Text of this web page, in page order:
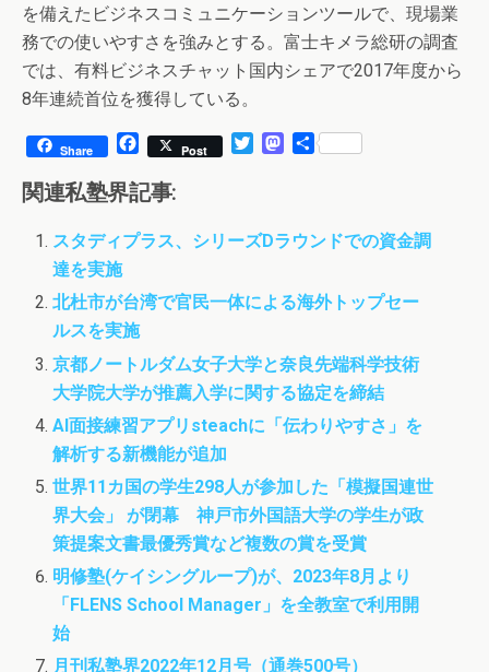
を備えたビジネスコミュニケーションツールで、現場業
務での使いやすさを強みとする。富士キメラ総研の調査
では、有料ビジネスチャット国内シェアで2017年度から
8年連続首位を獲得している。
Share
F
c
e
b
o
k
Post
t
e
M
o
d
n
共
関連私塾界記事:
スタディプラス、シリーズDラウンドでの資金調
達を実施
北杜市が台湾で官民一体による海外トップセー
ルスを実施
京都ノートルダム女子大学と奈良先端科学技術
大学院大学が推薦入学に関する協定を締結
AI面接練習アプリsteachに「伝わりやすさ」を
解析する新機能が追加
世界11カ国の学生298人が参加した「模擬国連世
界大会」 が閉幕 神戸市外国語大学の学生が政
策提案文書最優秀賞など複数の賞を受賞
明修塾(ケイシングループ)が、2023年8月より
「FLENS School Manager」を全教室で利用開
始
月刊私塾界2022年12月号（通巻500号）